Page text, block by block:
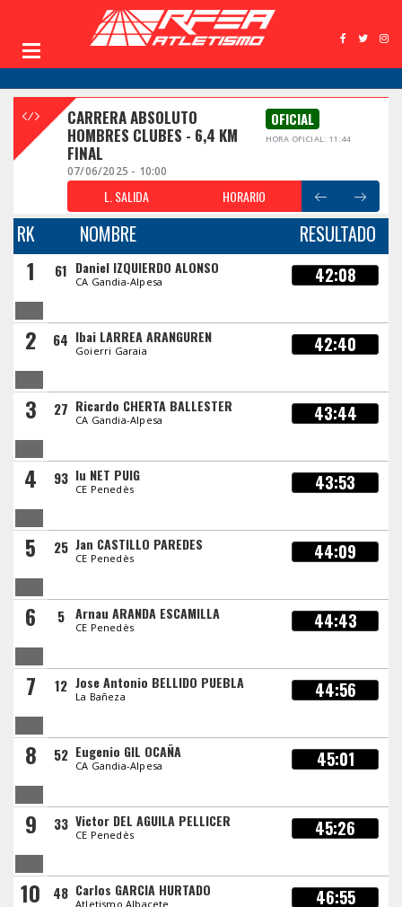
CARRERA ABSOLUTO
HOMBRES CLUBES - 6,4 KM
FINAL
OFICIAL
HORA OFICIAL: 11:44
07/06/2025 - 10:00
L. SALIDA HORARIO
RK NOMBRE RESULTADO
1 61 Daniel IZQUIERDO ALONSO
CA Gandia-Alpesa 42:08
2 64 Ibai LARREA ARANGUREN
Goierri Garaia 42:40
3 27 Ricardo CHERTA BALLESTER
CA Gandia-Alpesa 43:44
4 93 Iu NET PUIG
CE Penedès 43:53
5 25 Jan CASTILLO PAREDES
CE Penedès 44:09
6 5 Arnau ARANDA ESCAMILLA
CE Penedès 44:43
7 12 Jose Antonio BELLIDO PUEBLA
La Bañeza 44:56
8 52 Eugenio GIL OCAÑA
CA Gandia-Alpesa 45:01
9 33 Victor DEL AGUILA PELLICER
CE Penedès 45:26
10 48 Carlos GARCIA HURTADO
Atletismo Albacete 46:55